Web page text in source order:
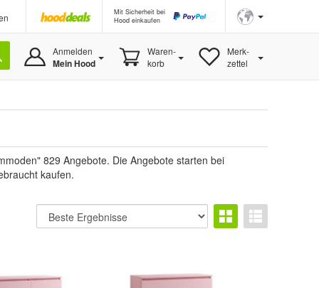
Mit Sicherheit bei
Hood einkaufen
Anmelden
Mein Hood
Waren-
korb
Merk-
zettel
829 Angebote. Die Angebote starten bei
kaufen.